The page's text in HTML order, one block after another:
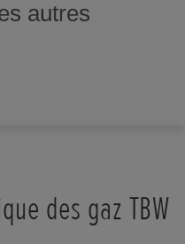
autres
des gaz TBW